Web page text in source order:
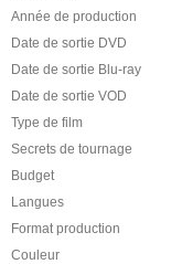
Année de production
Date de sortie DVD
Date de sortie Blu-ray
Date de sortie VOD
Type de film
Secrets de tournage
Budget
Langues
Format production
Couleur